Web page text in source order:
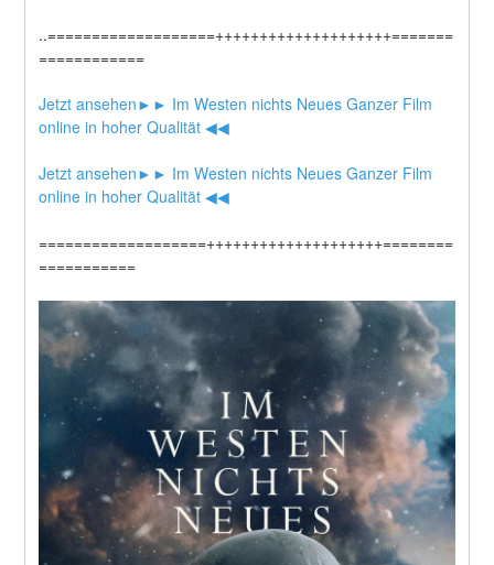
..===================++++++++++++++++++++=======
============
Jetzt ansehen►► Im Westen nichts Neues Ganzer Film
online in hoher Qualität ◀◀
Jetzt ansehen►► Im Westen nichts Neues Ganzer Film
online in hoher Qualität ◀◀
===================++++++++++++++++++++========
===========